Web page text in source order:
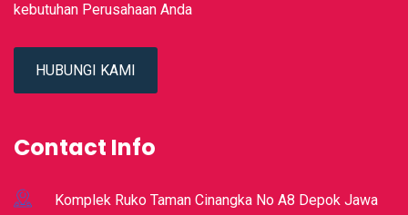
kebutuhan Perusahaan Anda
HUBUNGI KAMI
Contact Info
Komplek Ruko Taman Cinangka No A8 Depok Jawa